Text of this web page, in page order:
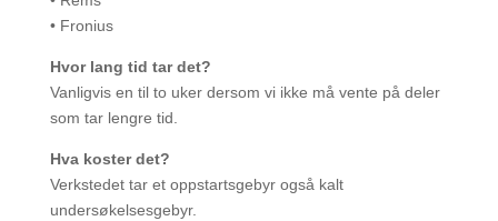
• Fronius
Hvor lang tid tar det?
Vanligvis en til to uker dersom vi ikke må vente på deler
som tar lengre tid.
Hva koster det?
Verkstedet tar et oppstartsgebyr også kalt
undersøkelsesgebyr.